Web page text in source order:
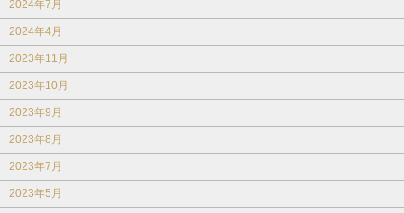
2024年7月
2024年4月
2023年11月
2023年10月
2023年9月
2023年8月
2023年7月
2023年5月